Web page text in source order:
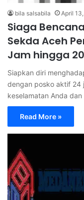
bila salsabila April
Siaga
Sekda Aceh
Jam hingga
Siapkan diri
dengan posko aktif 24
keselamatan Anda
Read More »